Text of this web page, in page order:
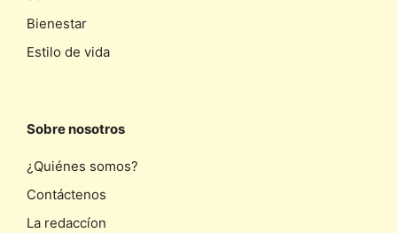
Bienestar
Estilo de vida
Sobre nosotros
¿Quiénes somos?
Contáctenos
La redaccíon